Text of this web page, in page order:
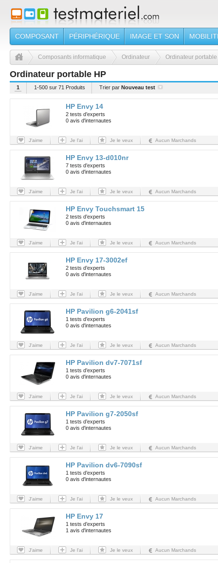
COMPOSANT PÉRIPHÉRIQUE IMAGE ET SON
Composants informatique Ordinateur Ordinateur portable
Ordinateur portable HP
1 1-500 sur 71 Produits Trier par Nouveau test
HP Envy 14
2 tests d’experts
0 avis d'internautes
J'aime Je l'ai Je le veux Aucun Marchands
HP Envy 13-d010nr
7 tests d’experts
0 avis d'internautes
J'aime Je l'ai Je le veux Aucun Marchands
HP Envy Touchsmart 15
2 tests d’experts
0 avis d'internautes
J'aime Je l'ai Je le veux Aucun Marchands
HP Envy 17-3002ef
2 tests d’experts
0 avis d'internautes
J'aime Je l'ai Je le veux Aucun Marchands
HP Pavilion g6-2041sf
1 tests d’experts
0 avis d'internautes
J'aime Je l'ai Je le veux Aucun Marchands
HP Pavilion dv7-7071sf
1 tests d’experts
0 avis d'internautes
J'aime Je l'ai Je le veux Aucun Marchands
HP Pavilion g7-2050sf
1 tests d’experts
0 avis d'internautes
J'aime Je l'ai Je le veux Aucun Marchands
HP Pavilion dv6-7090sf
1 tests d’experts
0 avis d'internautes
J'aime Je l'ai Je le veux Aucun Marchands
HP Envy 17
1 tests d’experts
1 avis d'internautes
J'aime Je l'ai Je le veux Aucun Marchands